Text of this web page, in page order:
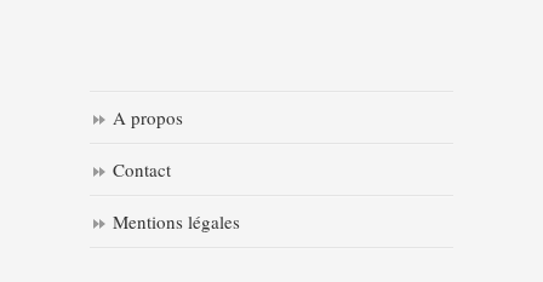
A propos
Contact
Mentions légales